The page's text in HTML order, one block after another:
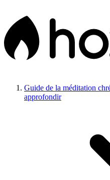
Guide de la méditation
approfondir